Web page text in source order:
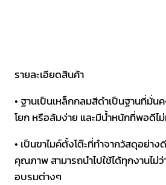
ฐาน
BEST
STM-
01
ชิ้น
รายละเอียดสินค้า
• ฐานเป็นเหล็กกลมสีดำเป็นฐานที่มั่น
โยก หรือล้มง่าย และมีน้ำหนักที่พอดีไ
• เป็นขาไมค์ตั้งโต๊ะที่ทำจากวัสดุอย่า
คุณภาพ สามารถนำไปใช้ได้ทุกงานไม่
อบรมต่างๆ